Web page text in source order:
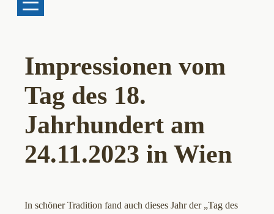
Impressionen vom
Tag des 18.
Jahrhundert am
24.11.2023 in Wien
In schöner Tradition fand auch dieses Jahr der „Tag des